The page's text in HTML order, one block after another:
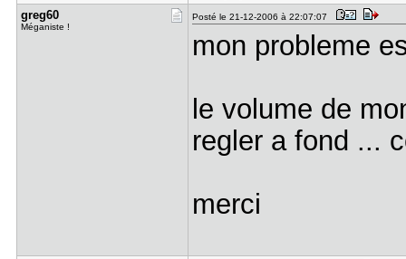
greg60
Méganiste !
Posté le 21-12-2006 à 22:07:07
mon probleme
le volume de
regler a fond ...
merci